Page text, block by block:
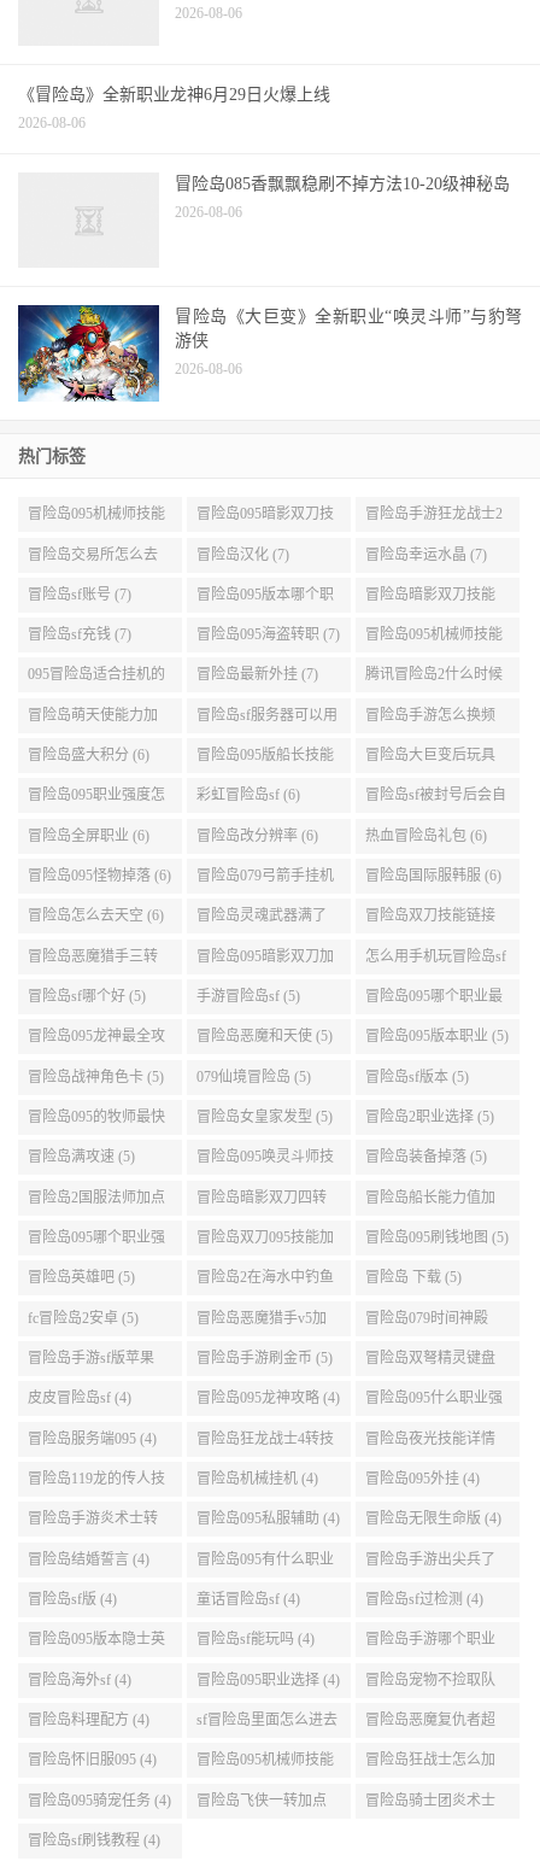
2026-08-06
冒险岛095机械师技能
展示 (9) 能加点 (9) 转 (9)
冒险岛交易所怎么去 冒险岛汉化 (7) 冒险岛幸运水晶 (7)
冒险岛sf账号 (7) 冒险岛095版本哪个职 冒险岛暗影双刀技能
冒险岛sf充钱 (7) 冒险岛095海盗转职 (7) 冒险岛095机械师技能
演示 (7)
095冒险岛适合挂机的
地图 (7)
冒险岛最新外挂 (7) 腾讯冒险岛2什么时候
公测 (7)
冒险岛萌天使能力加 冒险岛sf服务器可以用 冒险岛手游怎么换频
冒险岛盛大积分 (6) 冒险岛095版船长技能
介绍 (6)
冒险岛大巨变后玩具
城组队任务 (6)
冒险岛095职业强度怎
么选 (6)
彩虹冒险岛sf (6) 冒险岛sf被封号后会自
动关闭电脑 (6)
冒险岛全屏职业 (6) 冒险岛改分辨率 (6) 热血冒险岛礼包 (6)
冒险岛095怪物掉落 (6) 冒险岛079弓箭手挂机
升级的地方 (6)
冒险岛国际服韩服 (6)
冒险岛怎么去天空 (6) 冒险岛灵魂武器满了
(6)
冒险岛双刀技能链接
(5)
冒险岛恶魔猎手三转 冒险岛095暗影双刀加 怎么用手机玩冒险岛sf
冒险岛sf哪个好 (5) 手游冒险岛sf (5) 冒险岛095哪个职业最
好 (5)
冒险岛095龙神最全攻
略 (5)
冒险岛恶魔和天使 (5) 冒险岛095版本职业 (5)
冒险岛战神角色卡 (5) 079仙境冒险岛 (5) 冒险岛sf版本 (5)
冒险岛095的牧师最快
升级路线 (5)
冒险岛女皇家发型 (5) 冒险岛2职业选择 (5)
冒险岛满攻速 (5) 冒险岛095唤灵斗师技
能介绍 (5)
冒险岛装备掉落 (5)
冒险岛2国服法师加点 冒险岛暗影双刀四转 冒险岛船长能力值加
冒险岛095哪个职业强
势 (5)
冒险岛双刀095技能加
点 (5)
冒险岛095刷钱地图 (5)
冒险岛英雄吧 (5) 冒险岛2在海水中钓鱼
(5)
冒险岛 下载 (5)
fc冒险岛2安卓 (5) 冒险岛恶魔猎手v5加 冒险岛079时间神殿
冒险岛手游sf版苹果
(5)
冒险岛手游刷金币 (5) 冒险岛双弩精灵键盘
设置 (5)
皮皮冒险岛sf (4) 冒险岛095龙神攻略 (4) 冒险岛095什么职业强
(4)
冒险岛服务端095 (4) 冒险岛狂龙战士4转技 冒险岛夜光技能详情
冒险岛119龙的传人技
能加点 (4)
冒险岛机械挂机 (4) 冒险岛095外挂 (4)
冒险岛手游炎术士转
职 (4)
冒险岛095私服辅助 (4) 冒险岛无限生命版 (4)
冒险岛结婚誓言 (4) 冒险岛095有什么职业 冒险岛手游出尖兵了
冒险岛sf版 (4) 童话冒险岛sf (4) 冒险岛sf过检测 (4)
冒险岛095版本隐士英
雄后期玩哪个好 (4)
冒险岛sf能玩吗 (4) 冒险岛手游哪个职业
厉害 (4)
冒险岛海外sf (4) 冒险岛095职业选择 (4) 冒险岛宠物不捡取队
冒险岛料理配方 (4) sf冒险岛里面怎么进去
打扎昆啊 (4)
冒险岛恶魔复仇者超
级技能 (4)
冒险岛怀旧服095 (4) 冒险岛095机械师技能
(4)
冒险岛狂战士怎么加
点 (4)
冒险岛095骑宠任务 (4) 冒险岛飞侠一转加点 冒险岛骑士团炎术士
冒险岛sf刷钱教程 (4)